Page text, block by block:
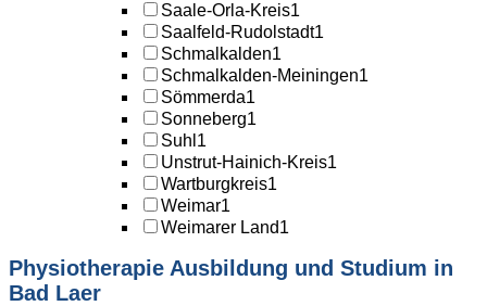
Saale-Orla-Kreis1
Saalfeld-Rudolstadt1
Schmalkalden1
Schmalkalden-Meiningen1
Sömmerda1
Sonneberg1
Suhl 1
Unstrut-Hainich-Kreis1
Wartburgkreis1
Weimar1
Weimarer Land1
Physiotherapie Ausbildung und Studium in
Bad Laer